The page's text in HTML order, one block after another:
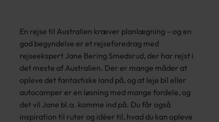
En rejse til Australien kræver planlægning – og en
god begyndelse er et rejseforedrag med
rejseekspert Jane Bering Smedsrud, der har rejst i
det meste af Australien. Der er mange måder at
opleve det fantastiske land på, og at leje bil eller
autocamper er en løsning med mange fordele, og
det vil Jane bl.a. komme ind på. Du får også
inspiration til ruter og idéer til, hvad du kan opleve